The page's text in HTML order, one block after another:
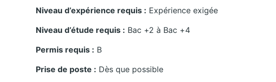
Niveau d’expérience requis : Expérience exigée
Niveau d’étude requis : Bac +2 à Bac +4
Permis requis : B
Prise de poste : Dès que possible